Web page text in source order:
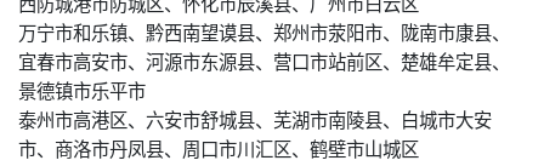
万宁市和乐镇、黔西南望谟县、郑州市荥阳市、陇南市康县、
宜春市高安市、河源市东源县、营口市站前区、楚雄牟定县、
景德镇市乐平市
泰州市高港区、六安市舒城县、芜湖市南陵县、白城市大安
市、商洛市丹凤县、周口市川汇区、鹤壁市山城区